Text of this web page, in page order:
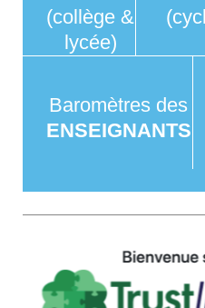
(collège &
lycée)
Baromètres des
ENSEIGNANTS